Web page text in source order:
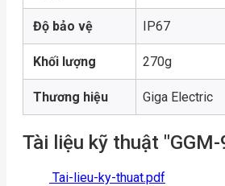
Độ bảo vệ IP67
Khối lượng 270g
Thương hiệu Giga Electric
Tài liệu kỹ thuật
Tai-lieu-ky-thuat.pdf